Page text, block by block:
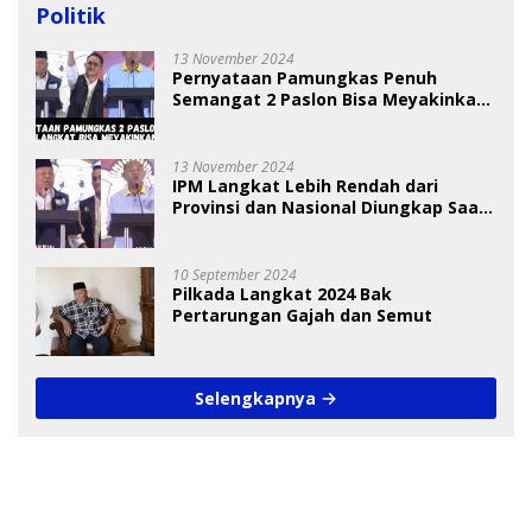
Politik
13 November 2024
Pernyataan Pamungkas Penuh
Semangat 2 Paslon Bisa Meyakinkan
13 November 2024
IPM Langkat Lebih Rendah dari
Provinsi dan Nasional Diungkap Saat
10 September 2024
Pilkada Langkat 2024 Bak
Pertarungan Gajah dan Semut
Selengkapnya